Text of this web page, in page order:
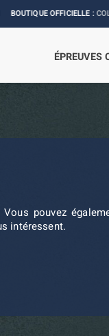
OFFICIELLE :
ÉPREUVES
pouvez
intéressent.